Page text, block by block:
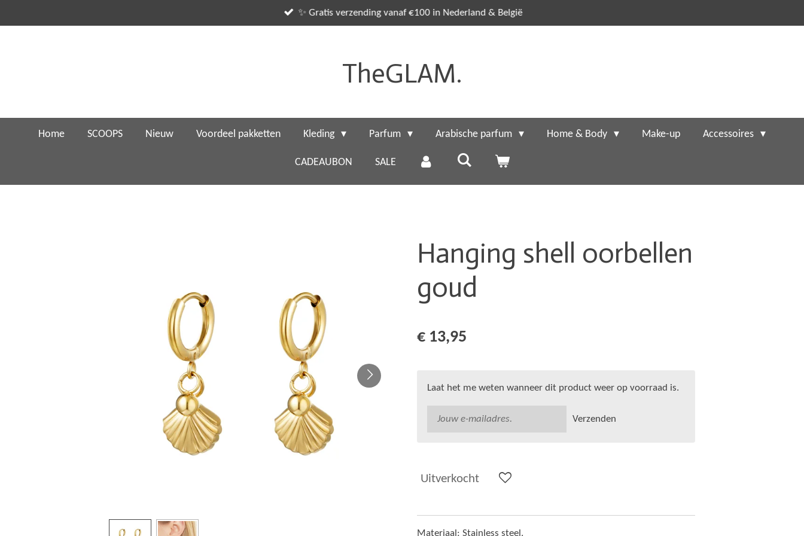
direct
✨ Gratis verzending vanaf €100 in Nederland & België
TheGLAM.
Home SCOOPS Nieuw Voordeel pakketten Kleding Parfum Arabische parfum Home & Body Make-up Accessoires
CADEAUBON SALE
Hanging shell oorbellen
goud
€ 13,95
Laat het me weten wanneer dit product weer op voorraad is.
Verzenden
Uitverkocht
Materiaal: Stainless steel.